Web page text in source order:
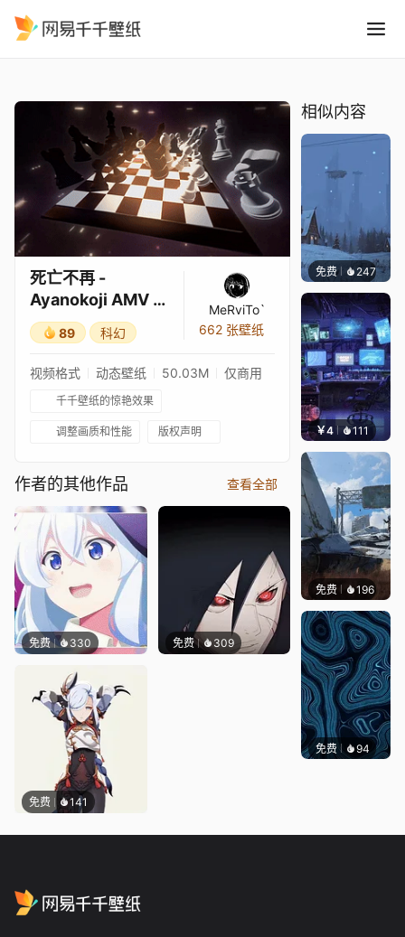
死亡不再 -
Ayanokoji AMV 编
辑 4K
89 科幻
MeRviTo`
662 张壁纸
视频格式 动态壁纸 50.03M 仅商用
千千壁纸的惊艳效果
调整画质和性能 版权声明
作者的其他作品 查看全部
免费 330 免费 309
免费 141
相似内容
免费 247
￥4 111 楚梦缘
免费 196
免费 94